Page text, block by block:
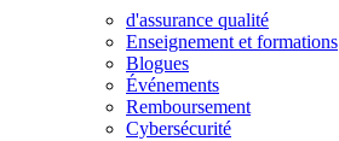
d'assurance qualité
Enseignement et formations
Blogues
Événements
Remboursement
Cybersécurité